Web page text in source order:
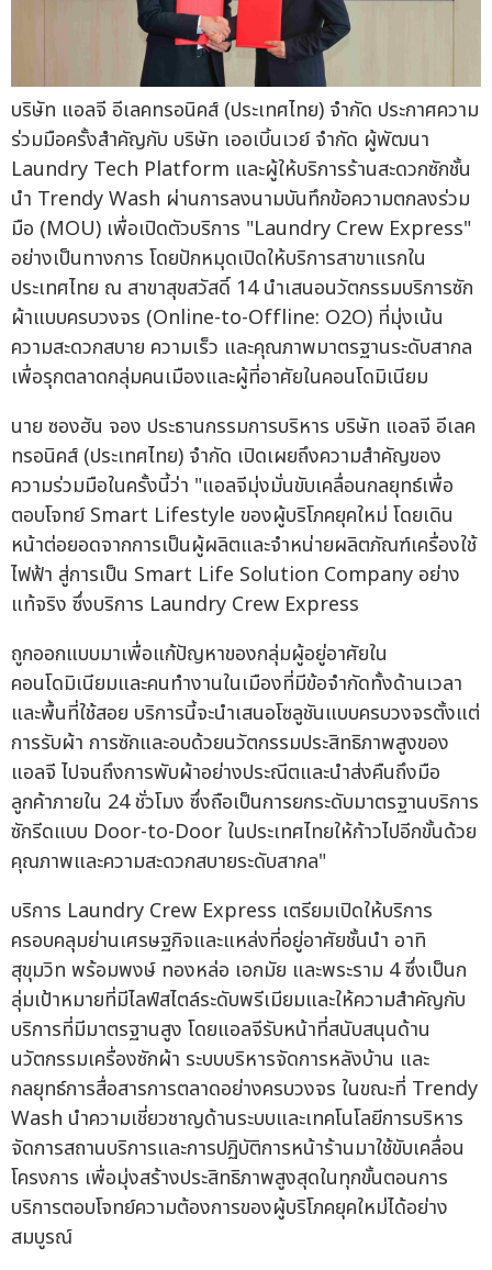
บริษัท แอลจี อีเลคทรอนิคส์ (ประเทศไทย) จำกัด ประกาศความ
ร่วมมือครั้งสำคัญกับ บริษัท เออเบิ้นเวย์ จำกัด ผู้พัฒนา
Laundry Tech Platform และผู้ให้บริการร้านสะดวกซักชั้น
นำ Trendy Wash ผ่านการลงนามบันทึกข้อความตกลงร่วม
มือ (MOU) เพื่อเปิดตัวบริการ "Laundry Crew Express"
อย่างเป็นทางการ โดยปักหมุดเปิดให้บริการสาขาแรกใน
ประเทศไทย ณ สาขาสุขสวัสดิ์ 14 นำเสนอนวัตกรรมบริการซัก
ผ้าแบบครบวงจร (Online-to-Offline: O2O) ที่มุ่งเน้น
ความสะดวกสบาย ความเร็ว และคุณภาพมาตรฐานระดับสากล
เพื่อรุกตลาดกลุ่มคนเมืองและผู้ที่อาศัยในคอนโดมิเนียม
นาย ซองฮัน จอง ประธานกรรมการบริหาร บริษัท แอลจี อีเลค
ทรอนิคส์ (ประเทศไทย) จำกัด เปิดเผยถึงความสำคัญของ
ความร่วมมือในครั้งนี้ว่า "แอลจีมุ่งมั่นขับเคลื่อนกลยุทธ์เพื่อ
ตอบโจทย์ Smart Lifestyle ของผู้บริโภคยุคใหม่ โดยเดิน
หน้าต่อยอดจากการเป็นผู้ผลิตและจำหน่ายผลิตภัณฑ์เครื่องใช้
ไฟฟ้า สู่การเป็น Smart Life Solution Company อย่าง
แท้จริง ซึ่งบริการ Laundry Crew Express
ถูกออกแบบมาเพื่อแก้ปัญหาของกลุ่มผู้อยู่อาศัยใน
คอนโดมิเนียมและคนทำงานในเมืองที่มีข้อจำกัดทั้งด้านเวลา
และพื้นที่ใช้สอย บริการนี้จะนำเสนอโซลูชันแบบครบวงจรตั้งแต่
การรับผ้า การซักและอบด้วยนวัตกรรมประสิทธิภาพสูงของ
แอลจี ไปจนถึงการพับผ้าอย่างประณีตและนำส่งคืนถึงมือ
ลูกค้าภายใน 24 ชั่วโมง ซึ่งถือเป็นการยกระดับมาตรฐานบริการ
ซักรีดแบบ Door-to-Door ในประเทศไทยให้ก้าวไปอีกขั้นด้วย
คุณภาพและความสะดวกสบายระดับสากล"
บริการ Laundry Crew Express เตรียมเปิดให้บริการ
ครอบคลุมย่านเศรษฐกิจและแหล่งที่อยู่อาศัยชั้นนำ อาทิ
สุขุมวิท พร้อมพงษ์ ทองหล่อ เอกมัย และพระราม 4 ซึ่งเป็นก
ลุ่มเป้าหมายที่มีไลฟ์สไตล์ระดับพรีเมียมและให้ความสำคัญกับ
บริการที่มีมาตรฐานสูง โดยแอลจีรับหน้าที่สนับสนุนด้าน
นวัตกรรมเครื่องซักผ้า ระบบบริหารจัดการหลังบ้าน และ
กลยุทธ์การสื่อสารการตลาดอย่างครบวงจร ในขณะที่ Trendy
Wash นำความเชี่ยวชาญด้านระบบและเทคโนโลยีการบริหาร
จัดการสถานบริการและการปฏิบัติการหน้าร้านมาใช้ขับเคลื่อน
โครงการ เพื่อมุ่งสร้างประสิทธิภาพสูงสุดในทุกขั้นตอนการ
บริการตอบโจทย์ความต้องการของผู้บริโภคยุคใหม่ได้อย่าง
สมบูรณ์